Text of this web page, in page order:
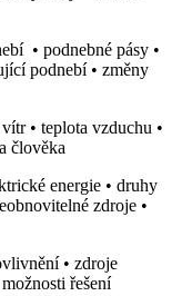
• podnebné pásy •
podnebí • změny
• teplota vzduchu •
člověka
energie • druhy
zdroje •
• zdroje
řešení